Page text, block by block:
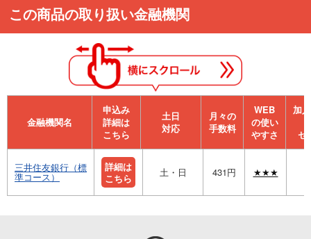
この商品の取り扱い金融機関
金融機関名
申込み
詳細は
こちら
⼟⽇
対応
月々の
手数料
WEB
の使い
やすさ
加
セ
三井住友銀行（標
準コース）
詳細は
こちら
土・日 431円 ★★★